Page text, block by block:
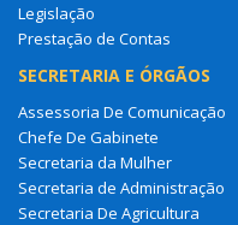
Legislação
Prestação de Contas
SECRETARIA E ÓRGÃOS
Assessoria De Comunicação
Chefe De Gabinete
Secretaria da Mulher
Secretaria de Administração
Secretaria De Agricultura